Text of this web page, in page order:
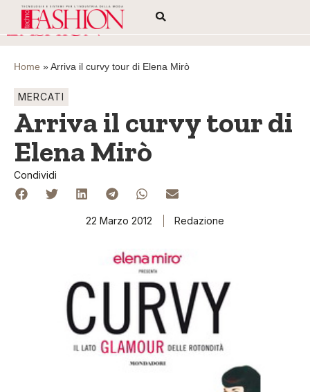
Home »Arriva il curvy tour di Elena Mirò
MERCATI
Arriva il curvy tour di
Elena Mirò
Condividi
22 Marzo 2012 Redazione